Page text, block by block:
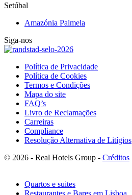
Setúbal
Amazónia Palmela
Siga-nos
Política de Privacidade
Política de Cookies
Termos e Condições
Mapa do site
FAQ’s
Livro de Reclamações
Carreiras
Compliance
Resolução Alternativa de Litígios
© 2026 - Real Hotels Group - Créditos
Quartos e suites
Restaurantes e Bares em Lisboa